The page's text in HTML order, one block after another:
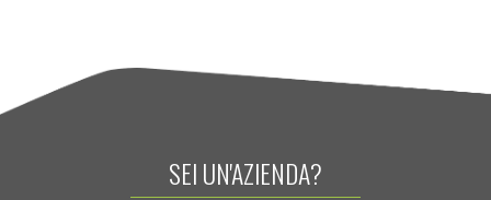
SEI UN'AZIENDA?